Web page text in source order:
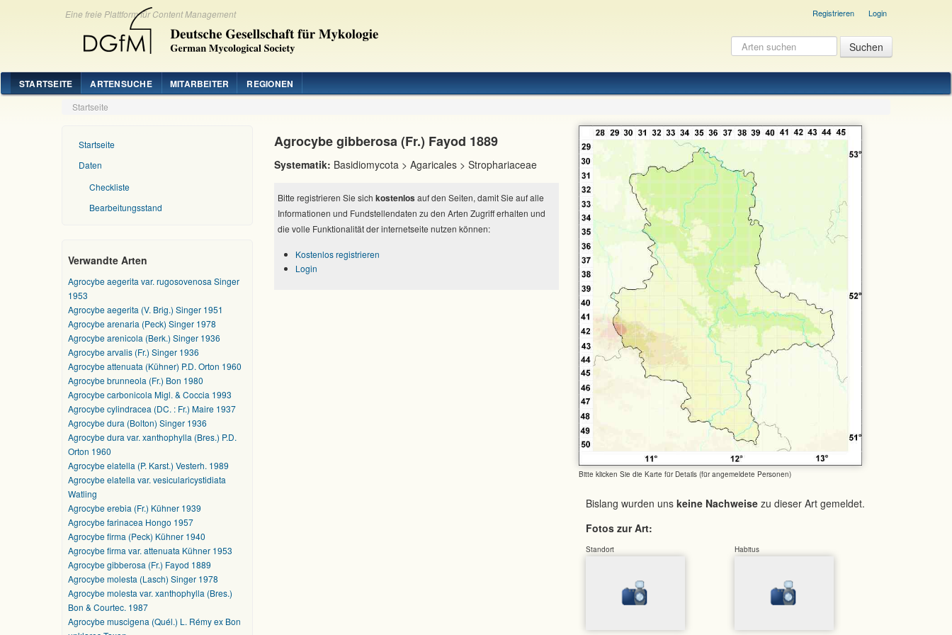
Eine freie Plattform für Content Management Registrieren Login
STARTSEITE ARTENSUCHE MITARBEITER REGIONEN
Startseite
Startseite
Daten
Checkliste
Bearbeitungsstand
Verwandte Arten
Agrocybe aegerita var. rugosovenosa Singer
1953
Agrocybe aegerita (V. Brig.) Singer 1951
Agrocybe arenaria (Peck) Singer 1978
Agrocybe arenicola (Berk.) Singer 1936
Agrocybe arvalis (Fr.) Singer 1936
Agrocybe attenuata (Kühner) P.D. Orton 1960
Agrocybe brunneola (Fr.) Bon 1980
Agrocybe carbonicola Migl. & Coccia 1993
Agrocybe cylindracea (DC. : Fr.) Maire 1937
Agrocybe dura (Bolton) Singer 1936
Agrocybe dura var. xanthophylla (Bres.) P.D.
Orton 1960
Agrocybe elatella (P. Karst.) Vesterh. 1989
Agrocybe elatella var. vesicularicystidiata
Watling
Agrocybe erebia (Fr.) Kühner 1939
Agrocybe farinacea Hongo 1957
Agrocybe firma (Peck) Kühner 1940
Agrocybe firma var. attenuata Kühner 1953
Agrocybe gibberosa (Fr.) Fayod 1889
Agrocybe molesta (Lasch) Singer 1978
Agrocybe molesta var. xanthophylla (Bres.)
Bon & Courtec. 1987
Agrocybe muscigena (Quél.) L. Rémy ex Bon
Bitte klicken Sie die Karte für Details (für angemeldete Personen)
Bislang wurden uns keine Nachweise zu dieser Art gemeldet.
Fotos zur Art:
Standort Habitus
Agrocybe gibberosa (Fr.) Fayod 1889
Systematik: Basidiomycota > Agaricales > Strophariaceae
Bitte registrieren Sie sich kostenlos auf den Seiten, damit Sie auf alle
Informationen und Fundstellendaten zu den Arten Zugriff erhalten und
die volle Funktionalität der internetseite nutzen können:
Kostenlos registrieren
Login